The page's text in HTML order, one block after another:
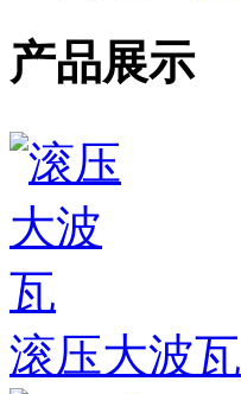
产品展示
滚压大波瓦